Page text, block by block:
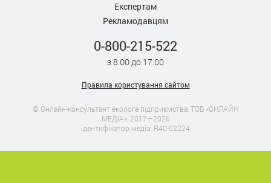
Експертам
Рекламодавцям
0-800-215-522
з 8.00 до 17.00
Правила користування сайтом
© Онлайн-консультант еколога підприємства, ТОВ «ОНЛАЙН
МЕДІА», 2017—2026
Ідентифікатор медіа: R40-02224